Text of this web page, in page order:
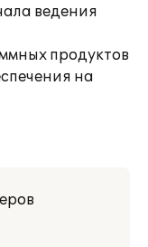
ведения
продуктов
на